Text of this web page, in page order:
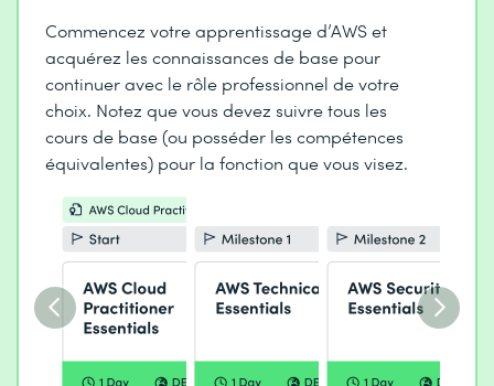
Commencez votre apprentissage d’AWS et
acquérez les connaissances de base pour
continuer avec le rôle professionnel de votre
choix. Notez que vous devez suivre tous les
cours de base (ou posséder les compétences
équivalentes) pour la fonction que vous visez.